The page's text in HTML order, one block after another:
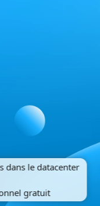
dans le datacenter
gratuit